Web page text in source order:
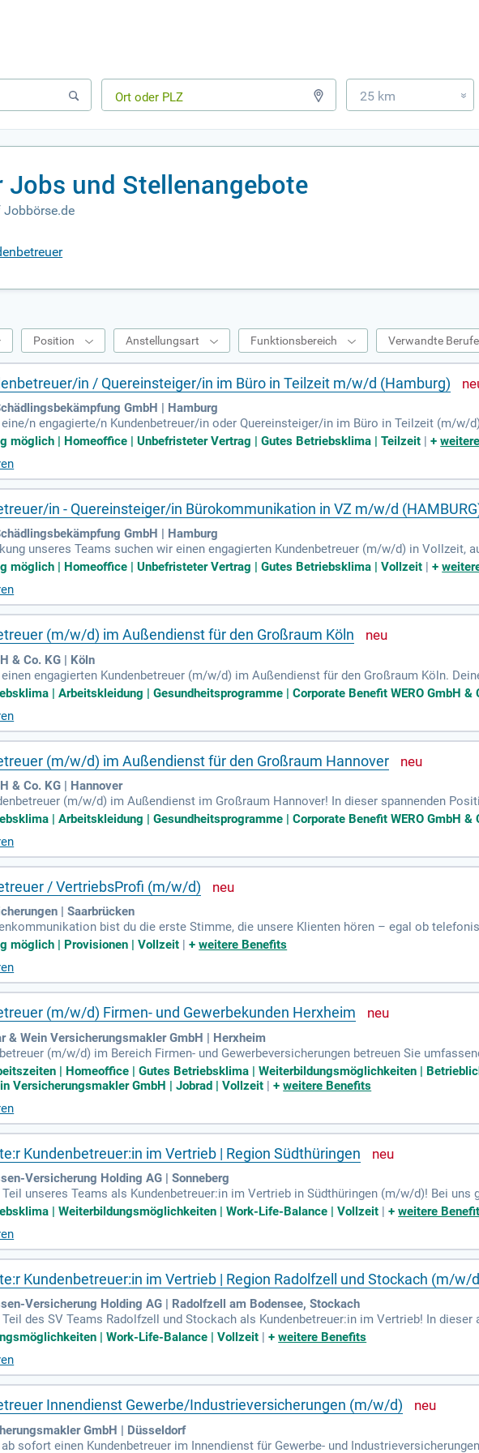
25 km »
Jobs und Stellenangebote
Jobbörse.de
Position Anstellungsart Funktionsbereich Verwandte Berufe
in / Quereinsteiger/in im Büro in Teilzeit m/w/d (Hamburg)
GmbH | Hamburg
n engagierte/n Kundenbetreuer/in oder Quereinsteiger/in im Büro in Teilzeit (m/w/
beinhalten präventive und akute Maßnahmen zur Schadensvermeidung, stets
Vorgaben. In dieser Rolle tragen Sie entscheidend dazu bei, maßgeschneiderte
wirtschaftliche Interessen wahren. Wenn Werte wie Ehrlichkeit,
auf Ihre Bewerbung. Arbeiten Sie in einem respektvollen und teamorientierten
möglich | Homeoffice | Unbefristeter Vertrag | Gutes Betriebsklima | Teilzeit |+
in - Quereinsteiger/in Bürokommunikation in VZ m/w/d
GmbH | Hamburg
unseres Teams suchen wir einen engagierten Kundenbetreuer (m/w/d) in Vollzeit,
Rolle sind Sie der erste Ansprechpartner für unsere Kunden. Ihr Organisationstalent
Kundenbetreuung. Wenn Sie gerne Verantwortung übernehmen und Freude am
Werden Sie Teil unseres zukunftsorientierten Unternehmens und tragen Sie aktiv
möglich | Homeoffice | Unbefristeter Vertrag | Gutes Betriebsklima | Vollzeit |+
(m/w/d) im Außendienst für den Großraum Köln
& Co. KG | Köln
engagierten Kundenbetreuer (m/w/d) im Außendienst für den Großraum Köln.
Materialien, Einräumservice und die Betreuung von Spendersystemen. Zudem
von Defibrillatoren. Ideale Kandidaten sollten sich im Umgang mit Menschen
Teamgeist, Flexibilität sowie Erfahrung im Umgang mit Tablets mit. Wenn du eine
verfügst, dann bewirb dich jetzt!
| Arbeitskleidung | Gesundheitsprogramme | Corporate Benefit WERO GmbH &
(m/w/d) im Außendienst für den Großraum Hannover
& Co. KG | Hannover
(m/w/d) im Außendienst im Großraum Hannover! In dieser spannenden
Materialien und den Einräumservice von Produkten für Hautschutz und -pflege. Du
in Betrieb und unterweist Ersthelfer in deren Nutzung. Du bist die ideale
Führerschein der Klasse B verfügst. Zudem sind gute Deutschkenntnisse und
eine langfristige Perspektive? Dann bewirb dich jetzt!
| Arbeitskleidung | Gesundheitsprogramme | Corporate Benefit WERO GmbH &
/ VertriebsProfi (m/w/d)
| Saarbrücken
bist du die erste Stimme, die unsere Klienten hören – egal ob
setzen wir auf ehrliche, bedarfsorientierte Beratung. Du hörst aufmerksam zu, stellst
liegt dein Fokus auch auf der Pflege bestehender Kundenbeziehungen,
Coaching und Schulungen entwickelst du dich vom Quereinsteiger zum
möglich | Provisionen | Vollzeit |+weitere Benefits
(m/w/d) Firmen- und Gewerbekunden Herxheim
& Wein Versicherungsmakler GmbH | Herxheim
(m/w/d) im Bereich Firmen- und Gewerbeversicherungen betreuen Sie
Vertragsbearbeitung sowie die Analyse der Bestandsverträge hinsichtlich
zu ermitteln und Potenziale sowie Deckungslücken zu identifizieren. Sie
Auch im Schadenprozess sind Sie der Ansprechpartner, vom
Ausbildung im Versicherungsbereich oder eine vergleichbare Qualifikation.
| Homeoffice | Gutes Betriebsklima | Weiterbildungsmöglichkeiten |
Versicherungsmakler GmbH | Jobrad | Vollzeit |+weitere Benefits
Kundenbetreuer:in im Vertrieb | Region Südthüringen
Versicherung Holding AG | Sonneberg
Teil unseres Teams als Kundenbetreuer:in im Vertrieb in Südthüringen (m/w/d)! Bei
Sie unseren Kundinnen und Kunden helfen. Ihr Engagement sichert die wichtigen
Zukunft mit unseren individuellen Versicherungsprodukten. Sie übernehmen
Beziehungen. Mit Ihrem hervorragenden Service machen Sie den entscheidenden
bringen Sie frischen Wind in Ihre berufliche Laufbahn!
| Weiterbildungsmöglichkeiten | Work-Life-Balance | Vollzeit |+weitere
Kundenbetreuer:in im Vertrieb | Region Radolfzell und Stockach (m/w/
Versicherung Holding AG | Radolfzell am Bodensee, Stockach
Teil des SV Teams Radolfzell und Stockach als Kundenbetreuer:in im Vertrieb! In
Ihrer Kunden durch individuelle Versicherungsprodukte. Ihre Leidenschaft für den
Ihrer Kreativität freien Lauf und bauen Sie langfristige Beziehungen auf. Bewerben
und Teil unseres engagierten Teams zu werden!
| Work-Life-Balance | Vollzeit |+weitere Benefits
Innendienst Gewerbe/Industrieversicherungen (m/w/d)
GmbH | Düsseldorf
sofort einen Kundenbetreuer im Innendienst für Gewerbe- und